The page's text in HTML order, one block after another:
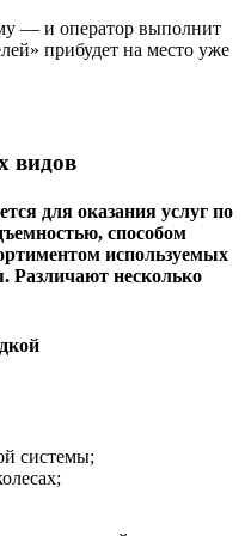
— и оператор выполнит
прибудет на место уже
видов
для оказания услуг по
способом
используемых
Различают несколько
системы;